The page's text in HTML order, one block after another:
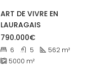
ART DE VIVRE EN
LAURAGAIS
790.000€
6 5 562 m²
5000 m²